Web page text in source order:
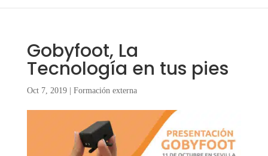
Gobyfoot, La
Tecnología en tus pies
Oct 7, 2019| Formación externa